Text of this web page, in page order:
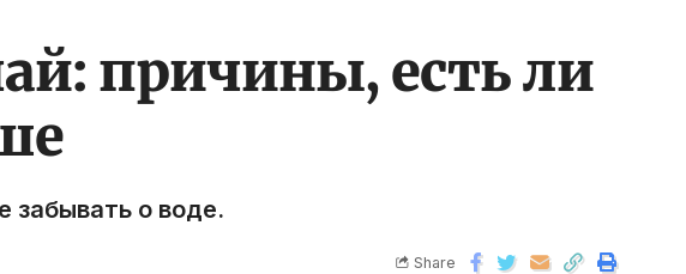
причины, есть ли
забывать о воде.
Share